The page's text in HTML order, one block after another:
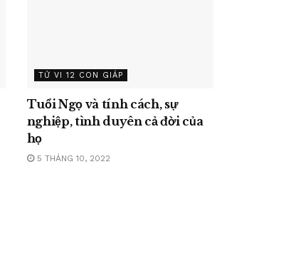
TỬ VI 12 CON GIÁP
Tuổi Ngọ và tính cách, sự
nghiệp, tình duyên cả đời của
họ
5 THÁNG 10, 2022